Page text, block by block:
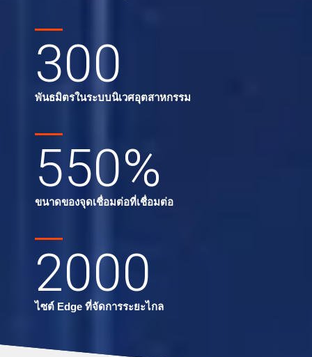
300
พันธมิตรในระบบนิเวศอุตสาหกรรม
550%
ขนาดของจุดเชื่อมต่อที่เชื่อมต่อ
2000
ไซต์ Edge ที่จัดการระยะไกล